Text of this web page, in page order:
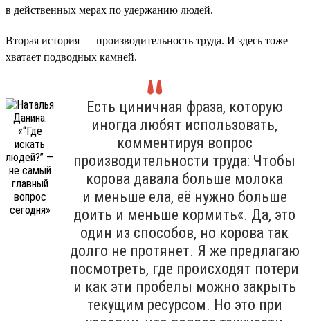
в действенных мерах по удержанию людей.
Вторая история — производительность труда. И здесь тоже
хватает подводных камней.
Есть циничная фраза, которую
иногда любят использовать,
комментируя вопрос
производительности труда: Чтобы
корова давала больше молока
и меньше ела, её нужно больше
доить и меньше кормить«. Да, это
один из способов, но корова так
долго не протянет. Я же предлагаю
посмотреть, где происходят потери
и как эти пробелы можно закрыть
текущим ресурсом. Но это при